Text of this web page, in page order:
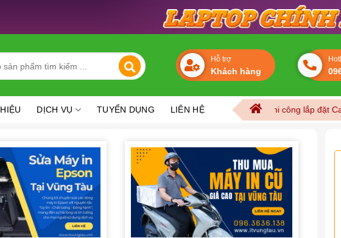
Hỗ trợ
Khách hàng
DỊCH VỤ TUYỂN DỤNG LIÊN HỆ Chuyên thi công lắp đặt Camera